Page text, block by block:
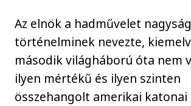
Az elnök a hadművelet
történelminek nevezte,
második világháború óta nem
ilyen mértékű és ilyen szinten
összehangolt amerikai katonai